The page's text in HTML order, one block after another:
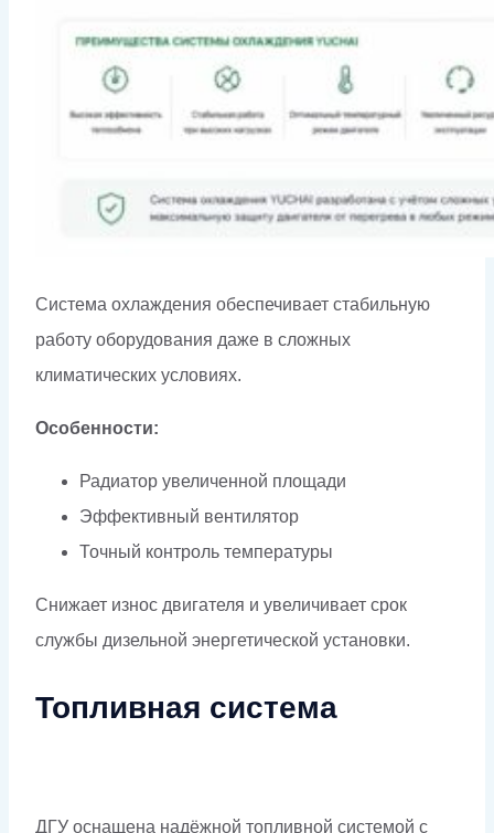
Система охлаждения обеспечивает стабильную
работу оборудования даже в сложных
климатических условиях.
Особенности:
Радиатор увеличенной площади
Эффективный вентилятор
Точный контроль температуры
Снижает износ двигателя и увеличивает срок
службы дизельной энергетической установки.
Топливная система
ДГУ оснащена надёжной топливной системой с